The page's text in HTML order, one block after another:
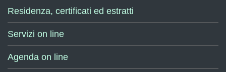
Residenza, certificati ed estratti
Servizi on line
Agenda on line